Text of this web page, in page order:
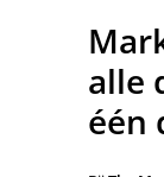
alle
één